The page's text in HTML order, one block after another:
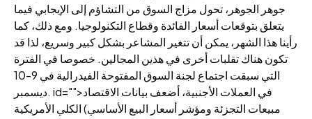
جوهر الجوهر، تحول مزاج السوق من التشاؤم إلى الإيجابي فيما
يتعلق بتوقعات أسعار الفائدة وقطاع التكنولوجيا. ومع ذلك، كما
رأينا هذا الشهر، يمكن أن تتغير المشاعر بشكل كبير وسريع، لذا قد
تكون هناك تقلبات أخرى في هذين المجالين. خصوصا في الفترة
التي سبقت اجتماع لجنة السوق المفتوحة الفيدرالية في 9-10
ديسمبر. id="">في العملات الأجنبية، أضعف بيانات الاقتصاد
الكلي الأمريكية (مبيعات التجزئة ومؤشر أسعار البيع الأساسي